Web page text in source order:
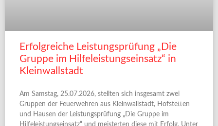
Erfolgreiche Leistungsprüfung „Die
Gruppe im Hilfeleistungseinsatz“ in
Kleinwallstadt
Am Samstag, 25.07.2026, stellten sich insgesamt zwei
Gruppen der Feuerwehren aus Kleinwallstadt, Hofstetten
und Hausen der Leistungsprüfung „Die Gruppe im
Hilfeleistungseinsatz“ und meisterten diese mit Erfolg. Unter